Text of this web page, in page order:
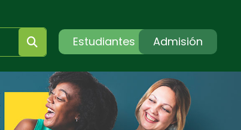
Estudiantes Admisión